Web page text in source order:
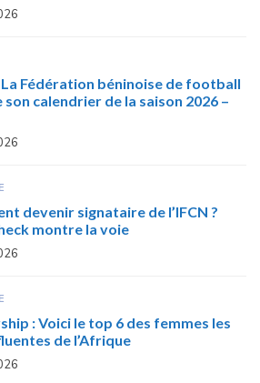
Fédération béninoise de football
son calendrier de la saison 2026 –
devenir signataire de l’IFCN ?
montre la voie
: Voici le top 6 des femmes les
de l’Afrique